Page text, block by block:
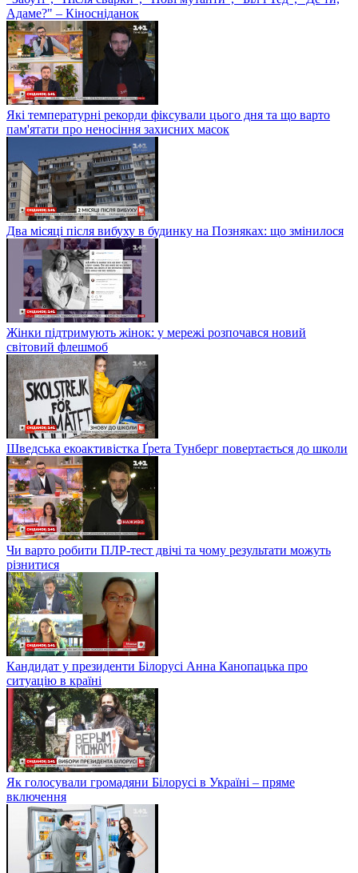
Адаме?" – Кіносніданок
Які температурні рекорди фіксували цього дня та що варто
пам'ятати про неносіння захисних масок
Два місяці після вибуху в будинку на Позняках: що змінилося
Жінки підтримують жінок: у мережі розпочався новий
світовий флешмоб
Шведська екоактивістка Ґрета Тунберг повертається до школи
Чи варто робити ПЛР-тест двічі та чому результати можуть
різнитися
Кандидат у президенти Білорусі Анна Канопацька про
ситуацію в країні
Як голосували громадяни Білорусі в Україні – пряме
включення